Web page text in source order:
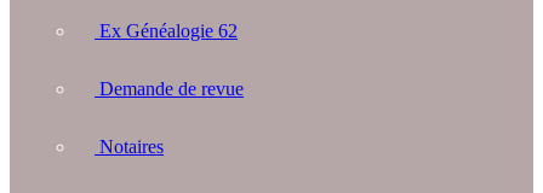
Ex Généalogie 62
Demande de revue
Notaires